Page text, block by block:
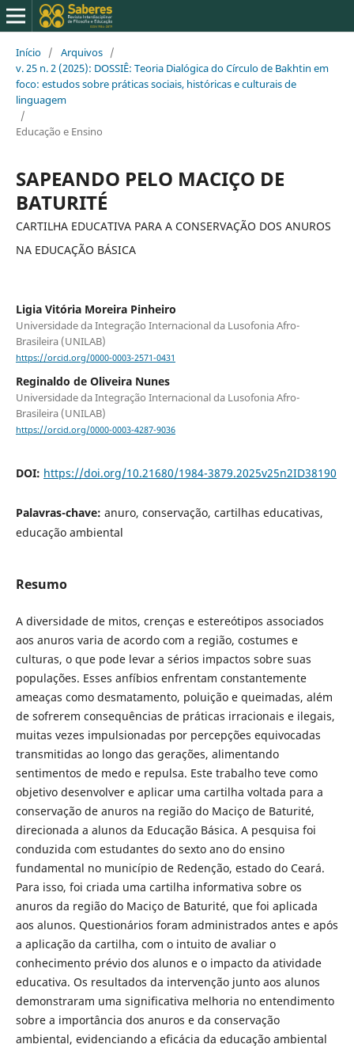
Início / Arquivos /
v. 25 n. 2 (2025): DOSSIÊ: Teoria Dialógica do Círculo de Bakhtin em
foco: estudos sobre práticas sociais, históricas e culturais de
linguagem
/
Educação e Ensino
SAPEANDO PELO MACIÇO DE
BATURITÉ
CARTILHA EDUCATIVA PARA A CONSERVAÇÃO DOS ANUROS
NA EDUCAÇÃO BÁSICA
Ligia Vitória Moreira Pinheiro
Universidade da Integração Internacional da Lusofonia Afro-
Brasileira (UNILAB)
https://orcid.org/0000-0003-2571-0431
Reginaldo de Oliveira Nunes
Universidade da Integração Internacional da Lusofonia Afro-
Brasileira (UNILAB)
https://orcid.org/0000-0003-4287-9036
DOI: https://doi.org/10.21680/1984-3879.2025v25n2ID38190
Palavras-chave: anuro, conservação, cartilhas educativas,
educação ambiental
Resumo
A diversidade de mitos, crenças e estereótipos associados
aos anuros varia de acordo com a região, costumes e
culturas, o que pode levar a sérios impactos sobre suas
populações. Esses anfíbios enfrentam constantemente
ameaças como desmatamento, poluição e queimadas, além
de sofrerem consequências de práticas irracionais e ilegais,
muitas vezes impulsionadas por percepções equivocadas
transmitidas ao longo das gerações, alimentando
sentimentos de medo e repulsa. Este trabalho teve como
objetivo desenvolver e aplicar uma cartilha voltada para a
conservação de anuros na região do Maciço de Baturité,
direcionada a alunos da Educação Básica. A pesquisa foi
conduzida com estudantes do sexto ano do ensino
fundamental no município de Redenção, estado do Ceará.
Para isso, foi criada uma cartilha informativa sobre os
anuros da região do Maciço de Baturité, que foi aplicada
aos alunos. Questionários foram administrados antes e após
a aplicação da cartilha, com o intuito de avaliar o
conhecimento prévio dos alunos e o impacto da atividade
educativa. Os resultados da intervenção junto aos alunos
demonstraram uma significativa melhoria no entendimento
sobre a importância dos anuros e da conservação
ambiental, evidenciando a eficácia da educação ambiental